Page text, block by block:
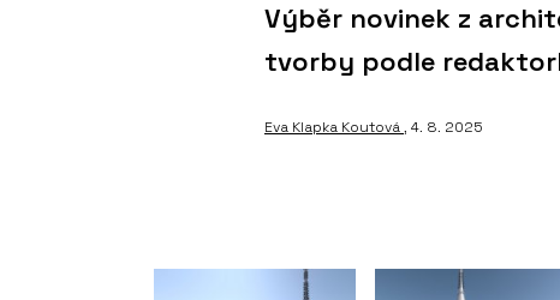
Výběr novinek z
tvorby podle
Eva Klapka Koutová, 4. 8. 2025